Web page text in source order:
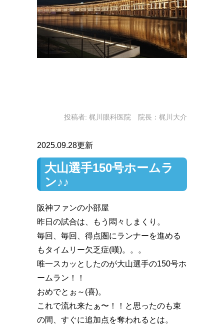
投稿者: 梶川眼科医院 院長：梶川大介
2025.09.28更新
大山選手150号ホームラ
ン♪♪
阪神ファンの小部屋
昨日の試合は、もう悶々しまくり。
毎回、毎回、得点圏にランナーを進める
もタイムリー欠乏症(嘆)。。。
唯一スカッとしたのが大山選手の150号ホ
ームラン！！
おめでとぉ～(喜)。
これで流れ来たぁ〜！！と思ったのも束
の間、すぐに追加点を奪われるとは。